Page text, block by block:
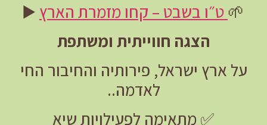
🌱ט״ו בשבט – קחו מזמרת הארץ ▶️
הצגה חווייתית ומשתפת
על ארץ ישראל, פירותיה והחיבור החי
לאדמה..
✅ מתאימה לפעילויות שיא